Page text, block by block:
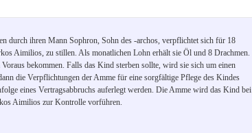
durch ihren Mann Sophron, Sohn des -archos, verpflichtet sich für 18
Aimilios, zu stillen. Als monatlichen Lohn erhält sie Öl und 8 Drachmen.
bekommen. Falls das Kind sterben sollte, wird sie sich um einen
die Verpflichtungen der Amme für eine sorgfältige Pflege des Kindes
eines Vertragsabbruchs auferlegt werden. Die Amme wird das Kind bei
Aimilios zur Kontrolle vorführen.